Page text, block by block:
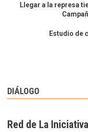
Llegar a la represa
Estudio de
DIÁLOGO
Red de La